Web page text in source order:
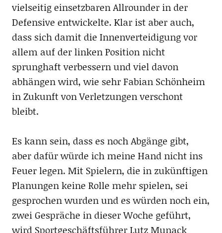
vielseitig einsetzbaren Allrounder in der
Defensive entwickelte. Klar ist aber auch,
dass sich damit die Innenverteidigung vor
allem auf der linken Position nicht
sprunghaft verbessern und viel davon
abhängen wird, wie sehr Fabian Schönheim
in Zukunft von Verletzungen verschont
bleibt.
Es kann sein, dass es noch Abgänge gibt,
aber dafür würde ich meine Hand nicht ins
Feuer legen. Mit Spielern, die in zukünftigen
Planungen keine Rolle mehr spielen, sei
gesprochen wurden und es würden noch ein,
zwei Gespräche in dieser Woche geführt,
wird Sportgeschäftsführer Lutz Munack